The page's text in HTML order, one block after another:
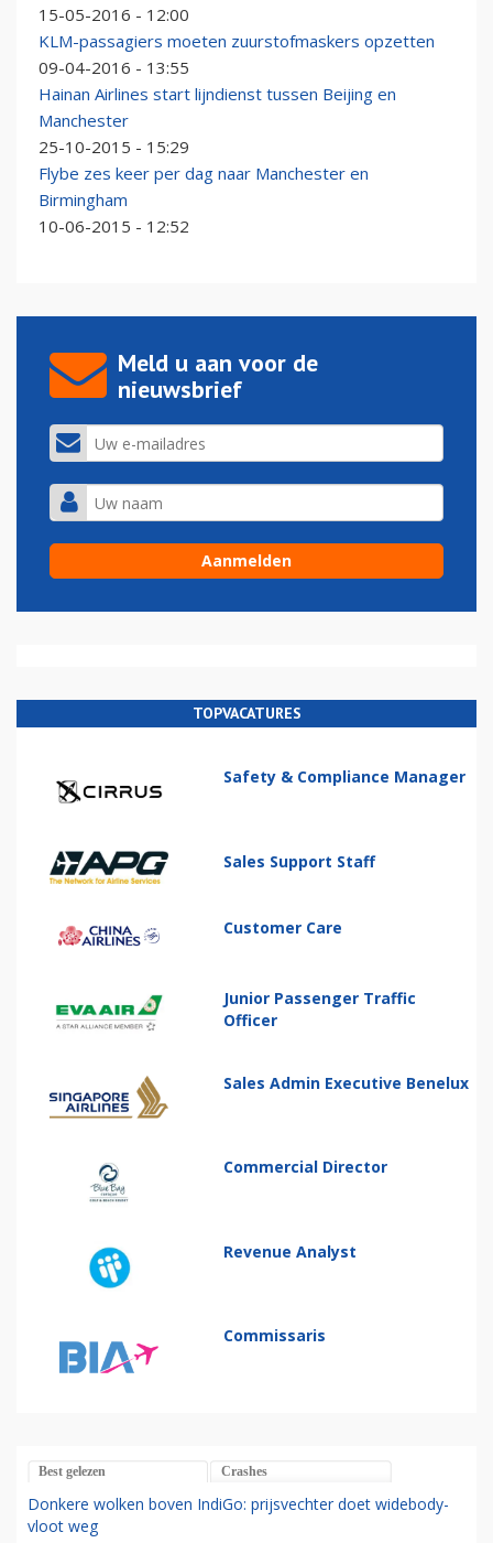
15-05-2016 - 12:00
KLM-passagiers moeten zuurstofmaskers opzetten
09-04-2016 - 13:55
Hainan Airlines start lijndienst tussen Beijing en
Manchester
25-10-2015 - 15:29
Flybe zes keer per dag naar Manchester en
Birmingham
10-06-2015 - 12:52
Meld u aan voor de
nieuwsbrief
TOPVACATURES
Safety & Compliance Manager
Sales Support Staff
Customer Care
Junior Passenger Traffic
Officer
Sales Admin Executive Benelux
Commercial Director
Revenue Analyst
Commissaris
Best gelezen Crashes
Donkere wolken boven IndiGo: prijsvechter doet widebody-
vloot weg